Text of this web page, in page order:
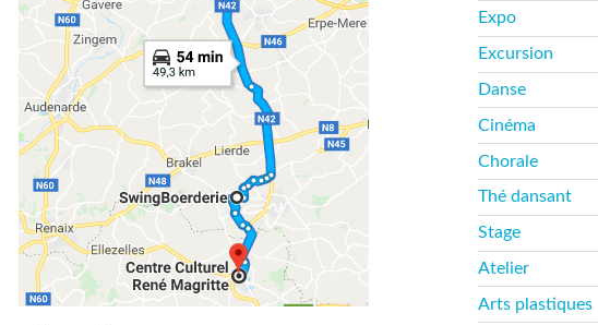
Expo
Excursion
Danse
Cinéma
Chorale
Thé dansant
Stage
Atelier
Arts plastiques